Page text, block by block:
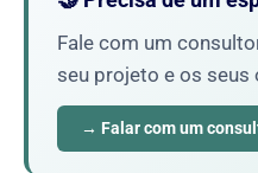
Fale com um
seu projeto e os
→ Falar com um